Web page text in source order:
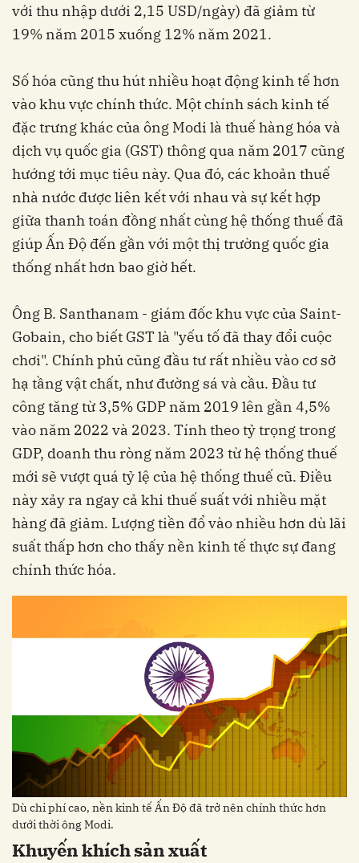
với thu nhập dưới 2,15 USD/ngày) đã giảm từ
19% năm 2015 xuống 12% năm 2021.
Số hóa cũng thu hút nhiều hoạt động kinh tế hơn
vào khu vực chính thức. Một chính sách kinh tế
đặc trưng khác của ông Modi là thuế hàng hóa và
dịch vụ quốc gia (GST) thông qua năm 2017 cũng
hướng tới mục tiêu này. Qua đó, các khoản thuế
nhà nước được liên kết với nhau và sự kết hợp
giữa thanh toán đồng nhất cùng hệ thống thuế đã
giúp Ấn Độ đến gần với một thị trường quốc gia
thống nhất hơn bao giờ hết.
Ông B. Santhanam - giám đốc khu vực của Saint-
Gobain, cho biết GST là "yếu tố đã thay đổi cuộc
chơi". Chính phủ cũng đầu tư rất nhiều vào cơ sở
hạ tầng vật chất, như đường sá và cầu. Đầu tư
công tăng từ 3,5% GDP năm 2019 lên gần 4,5%
vào năm 2022 và 2023. Tính theo tỷ trọng trong
GDP, doanh thu ròng năm 2023 từ hệ thống thuế
mới sẽ vượt quá tỷ lệ của hệ thống thuế cũ. Điều
này xảy ra ngay cả khi thuế suất với nhiều mặt
hàng đã giảm. Lượng tiền đổ vào nhiều hơn dù lãi
suất thấp hơn cho thấy nền kinh tế thực sự đang
chính thức hóa.
Dù chi phí cao, nền kinh tế Ấn Độ đã trở nên chính thức hơn
dưới thời ông Modi.
Khuyến khích sản xuất